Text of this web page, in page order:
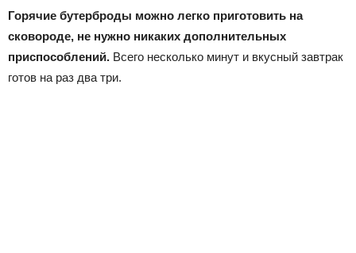
Горячие бутерброды можно легко приготовить на
сковороде, не нужно никаких дополнительных
приспособлений. Всего несколько минут и вкусный завтрак
готов на раз два три.